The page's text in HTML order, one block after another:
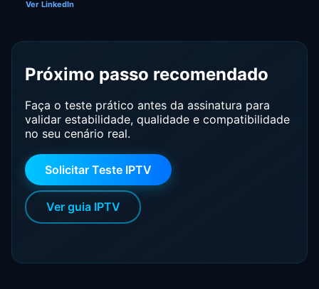
especializados em cultura digital. Pesquisadora
comportamento do consumidor de mídia digital.
Ver LinkedIn
Próximo passo recomendado
Faça o teste prático antes da assinatura para
validar estabilidade, qualidade e compatibilidade
no seu cenário real.
Solicitar Teste IPTV
Ver guia IPTV